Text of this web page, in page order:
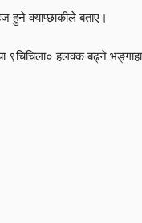
हुने क्याप्छाकीले बताए।
हलक्क बढ्ने